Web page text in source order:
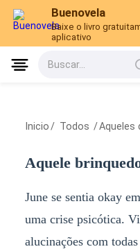
Buenovela
Baixe o livro
aplicativo
Buscar...
Inicio / Todos /Aqueles
Aquele
June se sentia okay
uma crise psicótica.
alucinações com